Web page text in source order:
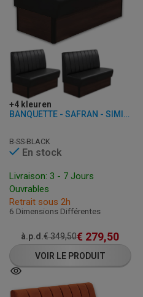
+4 kleuren
BANQUETTE - SAFRAN - SIMILI CUIR
B-SS-BLACK
En stock
Livraison: 3 - 7 Jours
Ouvrables
Retrait sous 2h
6 Dimensions Différentes
à.p.d.€349,50€ 279,50
VOIR LE PRODUIT